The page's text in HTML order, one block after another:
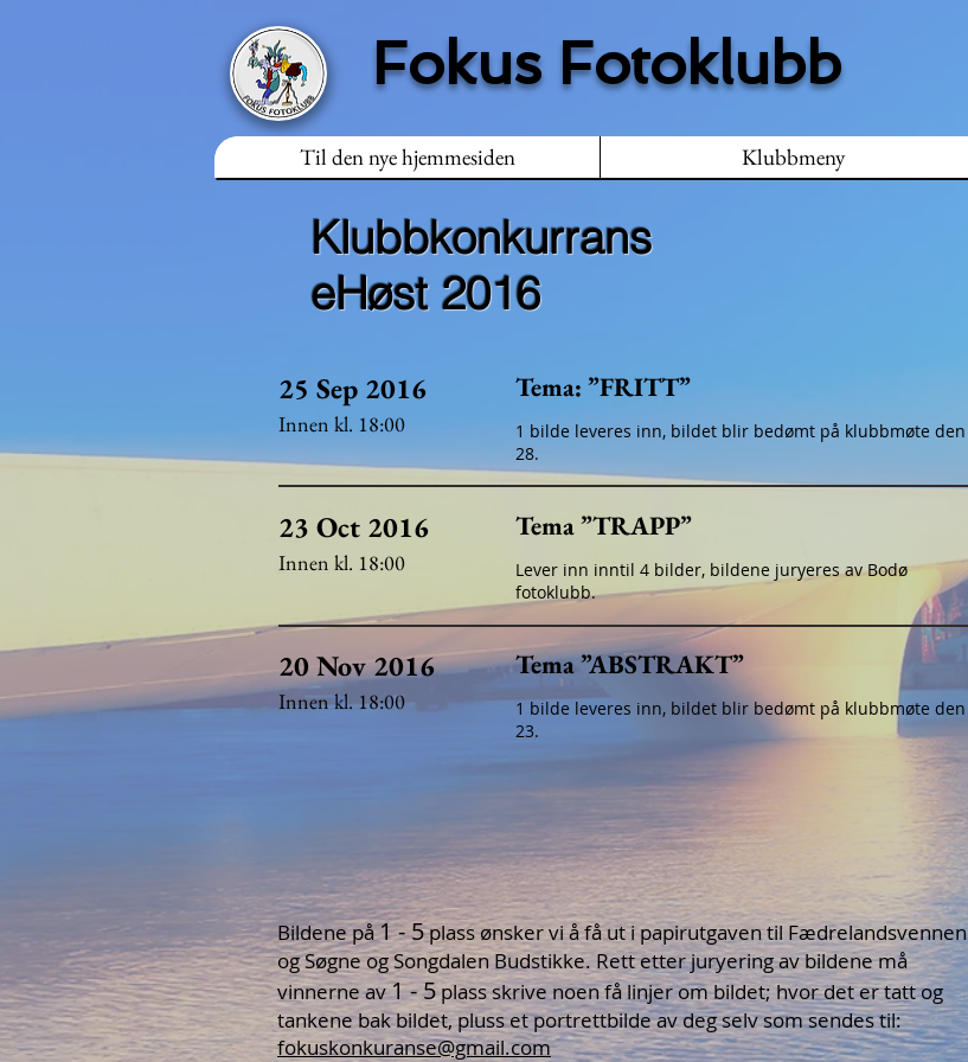
Fokus Fotoklubb
Til den nye hjemmesiden Klubbmeny
Klubbkonkurrans
eHøst 2016
25 Sep 2016
Innen kl. 18:00
Tema: ”FRITT”
1 bilde leveres inn, bildet blir bedømt på klubbmøte den
28.
23 Oct 2016
Innen kl. 18:00
Tema ”TRAPP”
Lever inn inntil 4 bilder, bildene juryeres av Bodø
fotoklubb.
20 Nov 2016
Innen kl. 18:00
Tema ”ABSTRAKT”
1 bilde leveres inn, bildet blir bedømt på klubbmøte den
23.
Bildene på1 - 5plass ønsker vi å få ut i papirutgaven til Fædrelandsvennen
og Søgne og Songdalen Budstikke. Rett etter juryering av bildene må
vinnerne av1 - 5plass skrive noen få linjer om bildet; hvor det er tatt og
tankene bak bildet, pluss et portrettbilde av deg selv som sendes til:
fokuskonkuranse@gmail.com